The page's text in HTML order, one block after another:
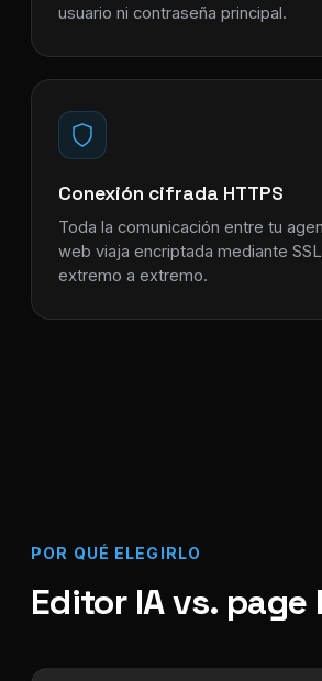
usuario ni contraseña principal.
Conexión cifrada HTTPS
Toda la comunicación entre tu
web viaja encriptada mediante
extremo a extremo.
POR QUÉ ELEGIRLO
Editor IA vs. page